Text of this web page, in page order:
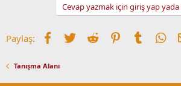
Cevap yazmak için giriş yap yada
Paylaş: Facebook
TwitterReddit PinterestTumblr
Tanışma Alanı